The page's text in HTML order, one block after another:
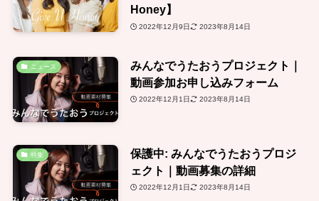
Honey】
2022年12月9日 2023年8月14日
ニュース
みんなでうたおうプロジェクト｜
動画参加お申し込みフォーム
2022年12月1日 2023年8月14日
特集
保護中: みんなでうたおうプロジ
ェクト｜動画募集の詳細
2022年12月1日 2023年8月14日